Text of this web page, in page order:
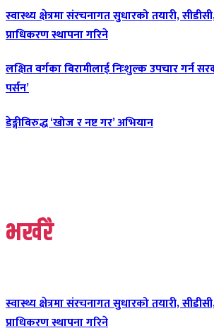
स्वास्थ्य क्षेत्रमा संरचनागत सुधारको तयारी,
प्राधिकरण स्थापना गरिने
लक्षित वर्गका बिरामीलाई निःशुल्क उपचार गर्न
पर्सन’
डेङ्गीविरुद्ध ‘खोज र नष्ट गर’ अभियान
भर्खरै
स्वास्थ्य क्षेत्रमा संरचनागत सुधारको तयारी,
प्राधिकरण स्थापना गरिने